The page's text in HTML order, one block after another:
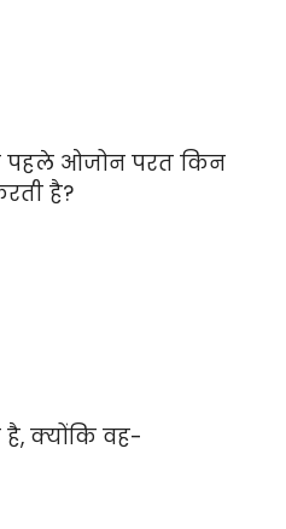
पहले ओजोन परत किन
है?
है, क्योंकि वह-